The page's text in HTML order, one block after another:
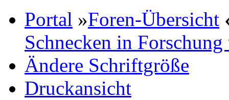
Portal »Foren-Übersicht
Schnecken in
Ändere Schriftgröße
Druckansicht